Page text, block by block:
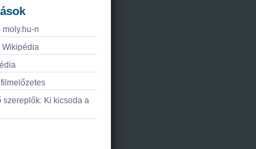
moly.hu-n
Wikipédia
szereplők: Ki kicsoda a